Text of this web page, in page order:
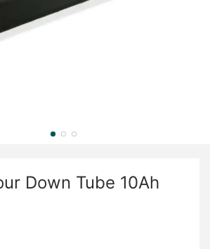
Down Tube 10Ah